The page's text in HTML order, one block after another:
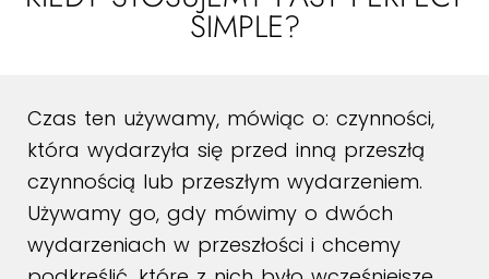
SIMPLE?
Czas ten używamy, mówiąc o: czynności,
która wydarzyła się przed inną przeszłą
czynnością lub przeszłym wydarzeniem.
Używamy go, gdy mówimy o dwóch
wydarzeniach w przeszłości i chcemy